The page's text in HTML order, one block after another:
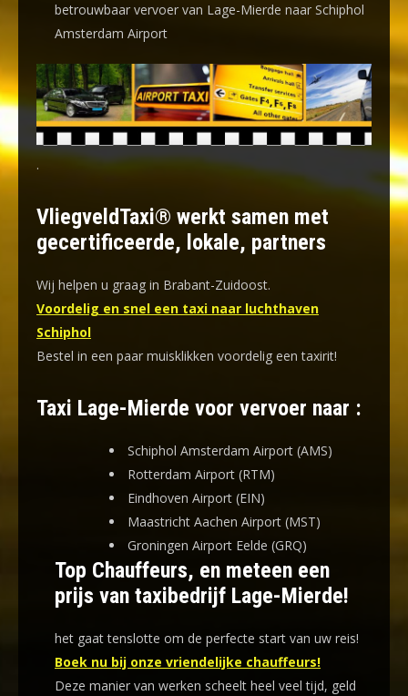
betrouwbaar vervoer van Lage-Mierde naar Schiphol
Amsterdam Airport
.
VliegveldTaxi® werkt samen met
gecertificeerde, lokale, partners
Wij helpen u graag in Brabant-Zuidoost.
Voordelig en snel een taxi naar luchthaven
Schiphol
Bestel in een paar muisklikken voordelig een taxirit!
Taxi Lage-Mierde voor vervoer naar :
Schiphol Amsterdam Airport (AMS)
Rotterdam Airport (RTM)
Eindhoven Airport (EIN)
Maastricht Aachen Airport (MST)
Groningen Airport Eelde (GRQ)
Top Chauffeurs, en meteen een
prijs van taxibedrijf Lage-Mierde!
het gaat tenslotte om de perfecte start van uw reis!
Boek nu bij onze vriendelijke chauffeurs!
Deze manier van werken scheelt heel veel tijd, geld